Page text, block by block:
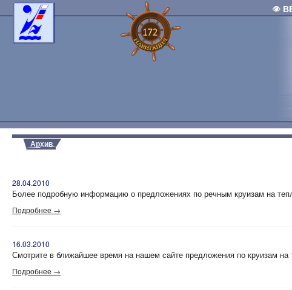
Архив
28.04.2010
Более подробную информацию о предложениях по речным круизам на
Подробнее →
16.03.2010
Смотрите в ближайшее время на нашем сайте предложения по круизам на
Подробнее →